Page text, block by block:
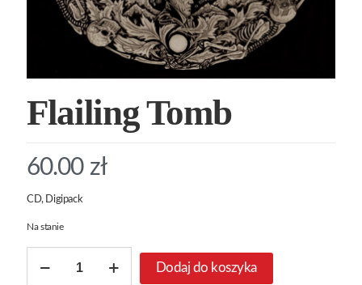
Flailing Tomb
60.00 zł
CD, Digipack
Na stanie
Flailing
Dodaj do koszyka